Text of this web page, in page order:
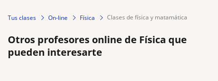
Tus clases On-line Física clases de física y matamática
Otros profesores online de Física que
pueden interesarte